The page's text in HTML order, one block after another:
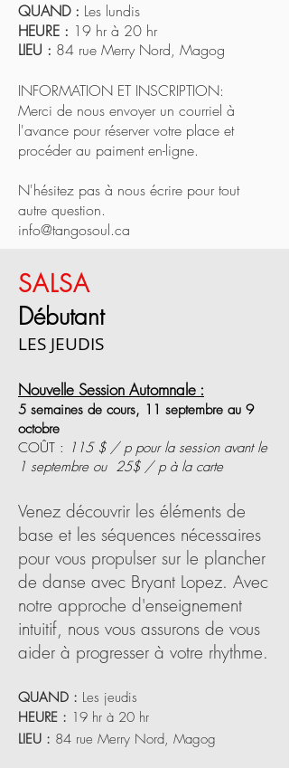
QUAND : Les lundis
HEURE : 19 hr à 20 hr
LIEU : 84 rue Merry Nord, Magog
INFORMATION ET INSCRIPTION:
Merci de nous envoyer un courriel à
l'avance pour réserver votre place et
procéder au paiment en-ligne.
N'hésitez pas à nous écrire pour tout
autre question.
info@tangosoul.ca
SALSA
Débutant
LES JEUDIS
Nouvelle Session Automnale :
5 semaines de cours, 11 septembre au 9
octobre
COÛT : 115 $ / p pour la session avant le
1 septembre ou 25$ / p à la carte
Venez découvrir les éléments de
base et les séquences nécessaires
pour vous propulser sur le plancher
de danse avec Bryant Lopez. Avec
notre approche d'enseignement
intuitif, nous vous assurons de vous
aider à progresser à votre rhythme.
QUAND : Les jeudis
HEURE : 19 hr à 20 hr
LIEU : 84 rue Merry Nord, Magog